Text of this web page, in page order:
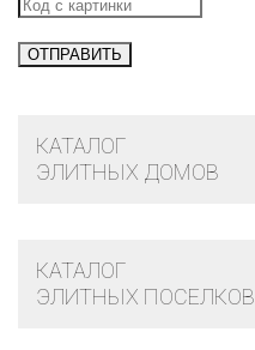
КАТАЛОГ
ЭЛИТНЫХ ДОМОВ
КАТАЛОГ
ЭЛИТНЫХ ПОСЕЛКОВ